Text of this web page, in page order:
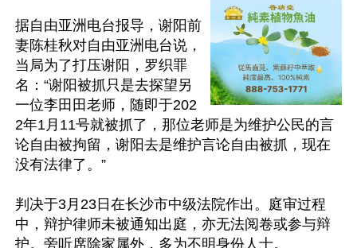
据自由亚洲电台报导，谢阳前
妻陈桂秋对自由亚洲电台说，
当局为了打压谢阳，罗织罪
名：“谢阳被抓只是去探望另
一位李田田老师，随即于202
2年1月11号就被抓了，那位老师是为维护公民的言
论自由被拘留，谢阳去是维护言论自由被抓，现在
没有法律了。”
判决于3月23日在长沙市中级法院作出。庭审过程
中，辩护律师未被通知出庭，亦无法阅卷或参与辩
护。旁听席除家属外，多为不明身份人士。